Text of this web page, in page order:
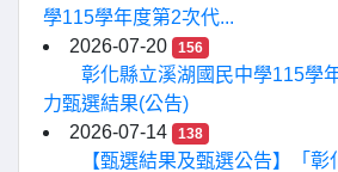
學115學年度第2次代...
2026-07-20
156
彰化縣立溪湖國民中學115學
力甄選結果(公告)
2026-07-14
138
【甄選結果及甄選公告】「